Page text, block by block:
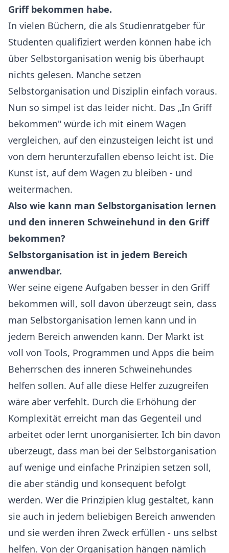
Griff bekommen habe.
In vielen Büchern, die als Studienratgeber für
Studenten qualifiziert werden können habe ich
über Selbstorganisation wenig bis überhaupt
nichts gelesen. Manche setzen
Selbstorganisation und Disziplin einfach voraus.
Nun so simpel ist das leider nicht. Das „In Griff
bekommen" würde ich mit einem Wagen
vergleichen, auf den einzusteigen leicht ist und
von dem herunterzufallen ebenso leicht ist. Die
Kunst ist, auf dem Wagen zu bleiben - und
weitermachen.
Also wie kann man Selbstorganisation lernen
und den inneren Schweinehund in den Griff
bekommen?
Selbstorganisation ist in jedem Bereich
anwendbar.
Wer seine eigene Aufgaben besser in den Griff
bekommen will, soll davon überzeugt sein, dass
man Selbstorganisation lernen kann und in
jedem Bereich anwenden kann. Der Markt ist
voll von Tools, Programmen und Apps die beim
Beherrschen des inneren Schweinehundes
helfen sollen. Auf alle diese Helfer zuzugreifen
wäre aber verfehlt. Durch die Erhöhung der
Komplexität erreicht man das Gegenteil und
arbeitet oder lernt unorganisierter. Ich bin davon
überzeugt, dass man bei der Selbstorganisation
auf wenige und einfache Prinzipien setzen soll,
die aber ständig und konsequent befolgt
werden. Wer die Prinzipien klug gestaltet, kann
sie auch in jedem beliebigen Bereich anwenden
und sie werden ihren Zweck erfüllen - uns selbst
helfen. Von der Organisation hängen nämlich